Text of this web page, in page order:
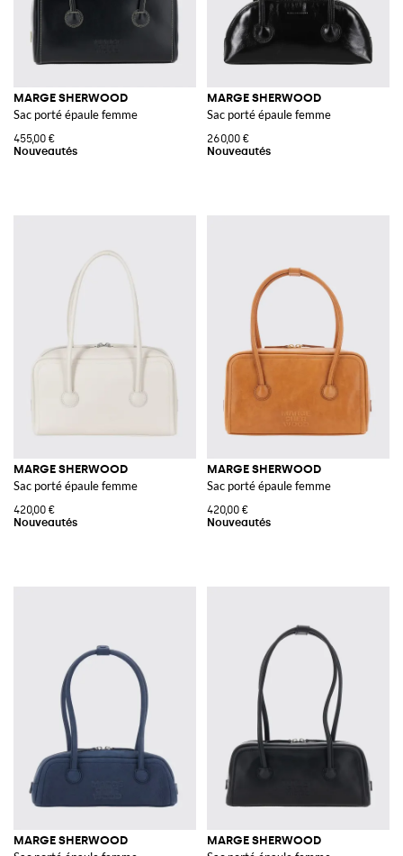
MARGE SHERWOOD
Sac porté épaule femme
455,00 €
MARGE SHERWOOD
Sac porté épaule femme
260,00 €
MARGE SHERWOOD
Sac porté épaule femme
420,00 €
MARGE SHERWOOD
Sac porté épaule femme
420,00 €
MARGE SHERWOOD MARGE SHERWOOD